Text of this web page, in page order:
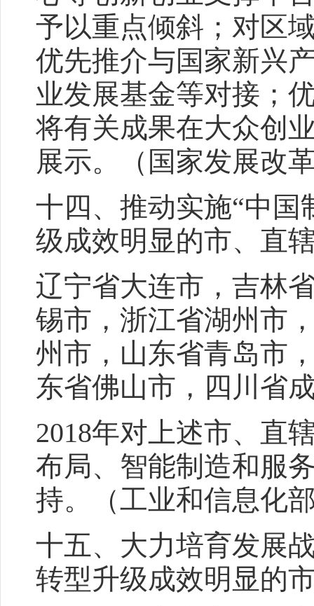
予以重点倾斜；对区
优先推介与国家新兴
业发展基金等对接；
将有关成果在大众创
展示。（国家发展改
十四、推动实施“中国
级成效明显的市、直
辽宁省大连市，吉林
锡市，浙江省湖州市
州市，山东省青岛市
东省佛山市，四川省
2018年对上述市、直
布局、智能制造和服
持。（工业和信息化
十五、大力培育发展
转型升级成效明显的